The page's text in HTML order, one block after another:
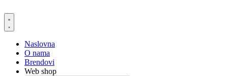
to
content
Naslovna
O nama
Brendovi
Web shop